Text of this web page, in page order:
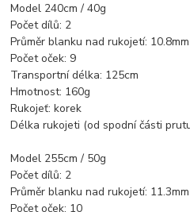
Model 240cm / 40g
Počet dílů: 2
Průměr blanku nad rukojetí: 10.8mm
Počet oček: 9
Transportní délka: 125cm
Hmotnost: 160g
Rukojeť: korek
Délka rukojeti (od spodní části
Model 255cm / 50g
Počet dílů: 2
Průměr blanku nad rukojetí: 11.3mm
Počet oček: 10